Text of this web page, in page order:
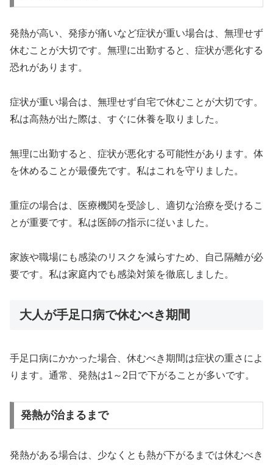
発熱が高い、発疹が痛いなど症状が重い場合は、無理せず
休むことが大切です。無理に出勤すると、症状が悪化する
恐れがあります。
症状が重い場合は、無理せず自宅で休むことが大切です。
私は高熱が出た際は、すぐに休養を取りました。
無理に出勤すると、症状が悪化する可能性があります。体
を休めることが最優先です。私はこれを守りました。
重症の場合は、医療機関を受診し、適切な治療を受けるこ
とが重要です。私は医師の指示に従いました。
家族や職場にも感染のリスクを減らすため、自己隔離が必
要です。私は家庭内でも感染対策を徹底しました。
大人が手足口病で休むべき期間
手足口病にかかった場合、休むべき期間は症状の重さによ
ります。通常、発熱は1～2日で下がることが多いです。
発熱が治まるまで
発熱がある場合は、少なくとも熱が下がるまでは休むべき